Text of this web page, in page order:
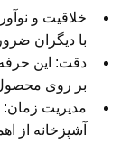
خلاقیت و
با دیگران
دقت: این حرفه
بر روی محصول
مدیریت زمان:
آشپزخانه از